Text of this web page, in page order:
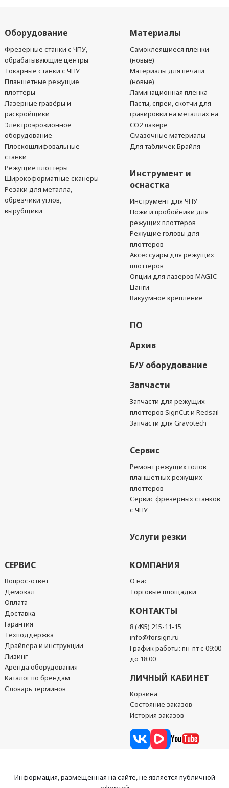
Оборудование
Фрезерные станки с ЧПУ,
обрабатывающие центры
Токарные станки с ЧПУ
Планшетные режущие
плоттеры
Лазерные гравёры и
раскройщики
Электроэрозионное
оборудование
Плоскошлифовальные
станки
Режущие плоттеры
Широкоформатные сканеры
Резаки для металла,
обрезчики углов,
вырубщики
Материалы
Самоклеящиеся пленки
(новые)
Материалы для печати
(новые)
Ламинационная пленка
Пасты, спреи, скотчи для
гравировки на металлах на
CO2 лазере
Смазочные материалы
Для табличек Брайля
Инструмент и
оснастка
Инструмент для ЧПУ
Ножи и пробойники для
режущих плоттеров
Режущие головы для
плоттеров
Аксессуары для режущих
плоттеров
Опции для лазеров MAGIC
Цанги
Вакуумное крепление
ПО
Архив
Б/У оборудование
Запчасти
Запчасти для режущих
плоттеров SignCut и Redsail
Запчасти для Gravotech
Сервис
Ремонт режущих голов
планшетных режущих
плоттеров
Сервис фрезерных станков
с ЧПУ
Услуги резки
СЕРВИС
Вопрос-ответ
Демозал
Оплата
Доставка
Гарантия
Техподдержка
Драйвера и инструкции
Лизинг
Аренда оборудования
Каталог по брендам
Словарь терминов
КОМПАНИЯ
О нас
Торговые площадки
КОНТАКТЫ
8 (495) 215-11-15
info@forsign.ru
График работы: пн-пт с 09:00
до 18:00
ЛИЧНЫЙ КАБИНЕТ
Корзина
Состояние заказов
История заказов
Информация, размещенная на сайте, не является публичной